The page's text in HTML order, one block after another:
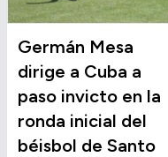
Germán Mesa
dirige a Cuba a
paso invicto en la
ronda inicial del
béisbol de Santo